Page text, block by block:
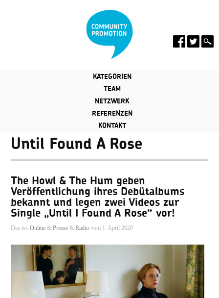
KATEGORIEN
TEAM
NETZWERK
REFERENZEN
KONTAKT
Until Found A Rose
The Howl & The Hum geben
Veröffentlichung ihres Debütalbums
bekannt und legen zwei Videos zur
Single „Until I Found A Rose“ vor!
Das ist: Online& Presse& Radiovom 1. April 2020